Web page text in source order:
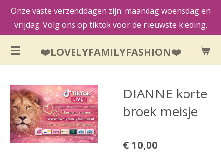
Ga
direct
de
hoofdinhoud
❤️LOVELYFAMILYFASHION❤️
Onze vaste verzenddagen zijn: maandag woensdag en
vrijdag. Volg ons op tiktok voor de nieuwste kleding.
DIANNE korte
broek meisje
€ 10,00